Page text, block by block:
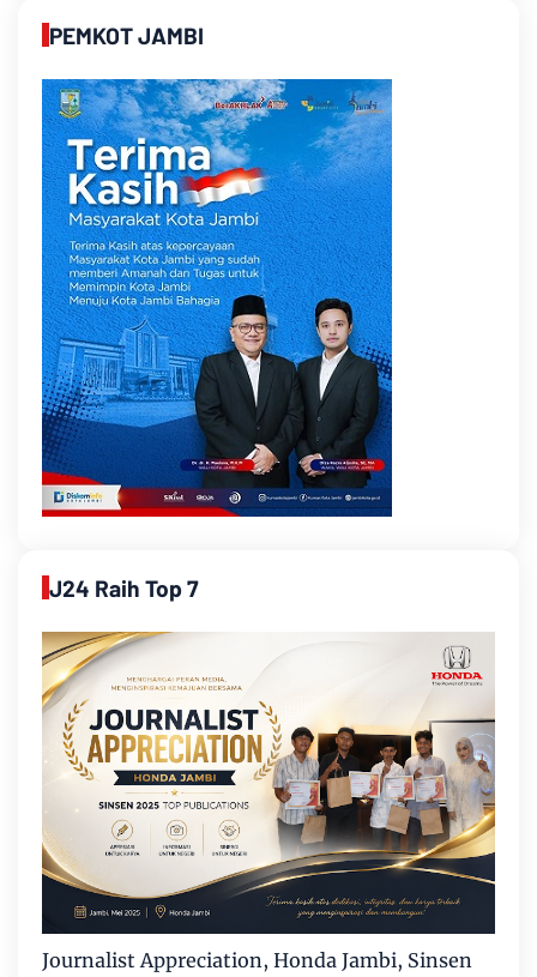
PEMKOT JAMBI
J24 Raih Top 7
Journalist Appreciation, Honda Jambi, Sinsen